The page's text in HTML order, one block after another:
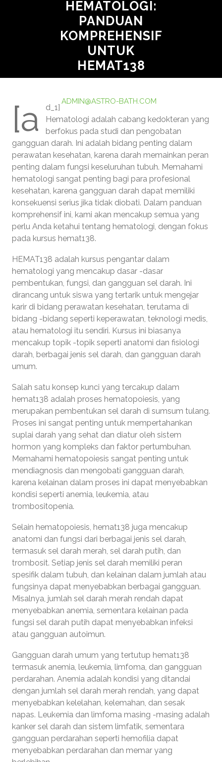
HEMATOLOGI:
PANDUAN
KOMPREHENSIF
UNTUK
HEMAT138
ADMIN@ASTRO-BATH.COM
[a
d_1]
Hematologi adalah cabang kedokteran yang
berfokus pada studi dan pengobatan
gangguan darah. Ini adalah bidang penting dalam
perawatan kesehatan, karena darah memainkan peran
penting dalam fungsi keseluruhan tubuh. Memahami
hematologi sangat penting bagi para profesional
kesehatan, karena gangguan darah dapat memiliki
konsekuensi serius jika tidak diobati. Dalam panduan
komprehensif ini, kami akan mencakup semua yang
perlu Anda ketahui tentang hematologi, dengan fokus
pada kursus hemat138.
HEMAT138 adalah kursus pengantar dalam
hematologi yang mencakup dasar -dasar
pembentukan, fungsi, dan gangguan sel darah. Ini
dirancang untuk siswa yang tertarik untuk mengejar
karir di bidang perawatan kesehatan, terutama di
bidang -bidang seperti keperawatan, teknologi medis,
atau hematologi itu sendiri. Kursus ini biasanya
mencakup topik -topik seperti anatomi dan fisiologi
darah, berbagai jenis sel darah, dan gangguan darah
umum.
Salah satu konsep kunci yang tercakup dalam
hemat138 adalah proses hematopoiesis, yang
merupakan pembentukan sel darah di sumsum tulang.
Proses ini sangat penting untuk mempertahankan
suplai darah yang sehat dan diatur oleh sistem
hormon yang kompleks dan faktor pertumbuhan.
Memahami hematopoiesis sangat penting untuk
mendiagnosis dan mengobati gangguan darah,
karena kelainan dalam proses ini dapat menyebabkan
kondisi seperti anemia, leukemia, atau
trombositopenia.
Selain hematopoiesis, hemat138 juga mencakup
anatomi dan fungsi dari berbagai jenis sel darah,
termasuk sel darah merah, sel darah putih, dan
trombosit. Setiap jenis sel darah memiliki peran
spesifik dalam tubuh, dan kelainan dalam jumlah atau
fungsinya dapat menyebabkan berbagai gangguan.
Misalnya, jumlah sel darah merah rendah dapat
menyebabkan anemia, sementara kelainan pada
fungsi sel darah putih dapat menyebabkan infeksi
atau gangguan autoimun.
Gangguan darah umum yang tertutup hemat138
termasuk anemia, leukemia, limfoma, dan gangguan
perdarahan. Anemia adalah kondisi yang ditandai
dengan jumlah sel darah merah rendah, yang dapat
menyebabkan kelelahan, kelemahan, dan sesak
napas. Leukemia dan limfoma masing -masing adalah
kanker sel darah dan sistem limfatik, sementara
gangguan perdarahan seperti hemofilia dapat
menyebabkan perdarahan dan memar yang